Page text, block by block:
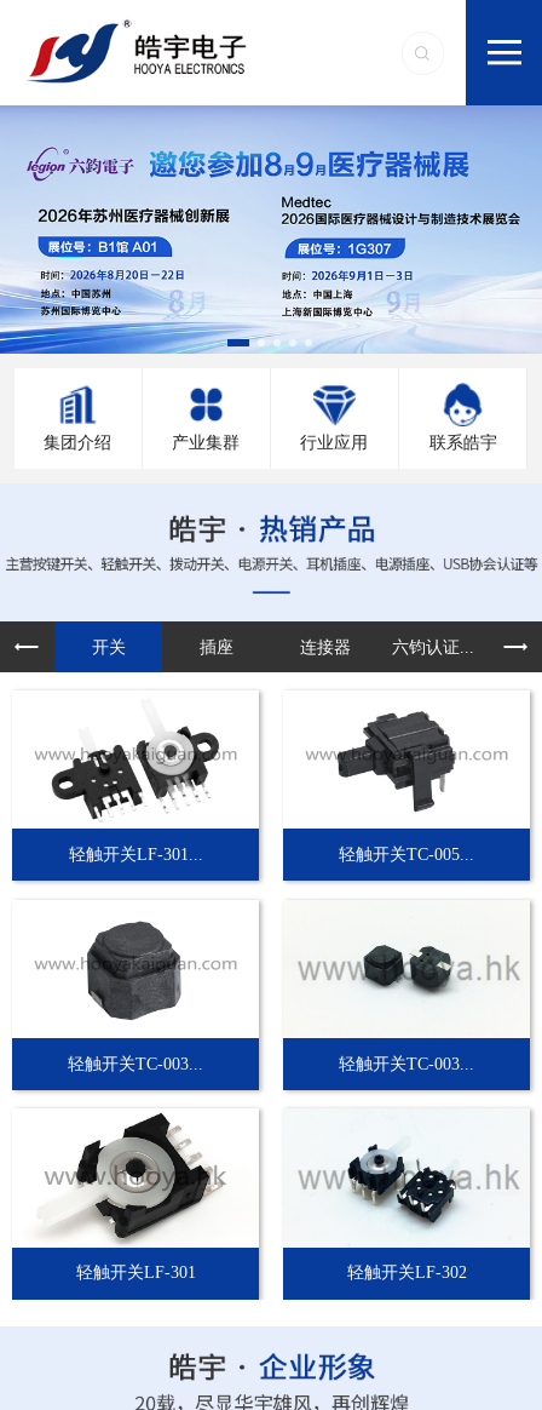
集团介绍 产业集群 行业应用 联系皓宇
开关 插座 连接器 六钧认证... 定
轻触开关LF-301... 轻触开关TC-005...
轻触开关TC-003... 轻触开关TC-003...
轻触开关LF-301 轻触开关LF-302